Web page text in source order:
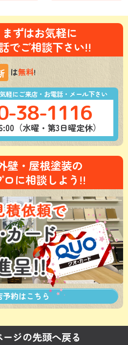
まずはお気軽に
でご相談下さい!!
は無料!
軽にご来店・お電話・メール下さい
38-1116
（水曜・第3日曜定休）
壁・屋根塗装の
ロに相談しよう!!
予約はこちら
ージの先頭へ戻る